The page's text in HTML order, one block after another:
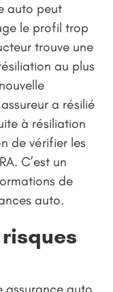
auto peut
le profil trop
trouve une
au plus
a résilié
à résiliation
de vérifier les
C’est un
de
auto.